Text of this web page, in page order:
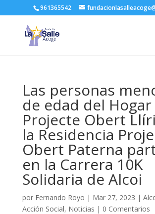
961365542
Las personas
de edad del Hogar
Projecte Obert
la Residencia
Obert Paterna
en la Carrera 10K
Solidaria de Alcoi
por Fernando Royo | Mar 27, 2023 |
Acción Social, Noticias | 0 Comentarios